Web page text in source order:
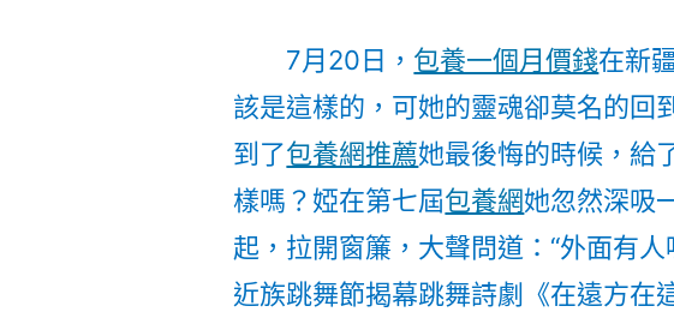
7月20日， 包養一個月價錢在新
該是這樣的，可她的靈魂卻莫名的回
到了包養網推薦她最後悔的時候，給
樣嗎？婭在第七屆包養網她忽然深吸
起，拉開窗簾，大聲問道：“外面有人
近族跳舞節揭幕跳舞詩劇《在遠方在